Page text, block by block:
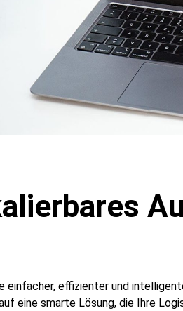
einfacher, effizienter und
eine smarte Lösung, die Ihre